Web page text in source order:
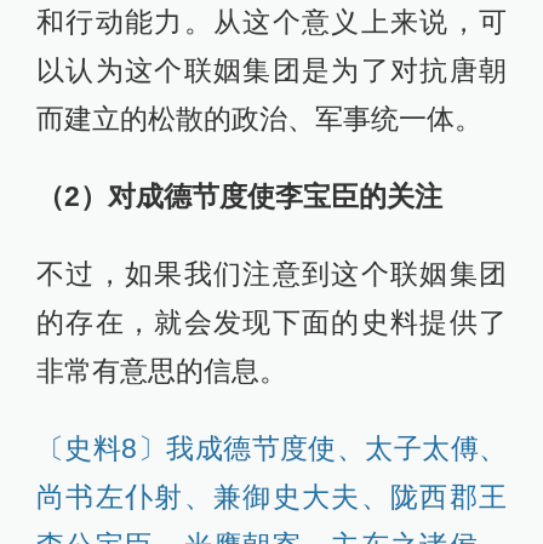
和行动能力。从这个意义上来说，可
以认为这个联姻集团是为了对抗唐朝
而建立的松散的政治、军事统一体。
（2）对成德节度使李宝臣的关注
不过，如果我们注意到这个联姻集团
的存在，就会发现下面的史料提供了
非常有意思的信息。
〔史料8〕我成德节度使、太子太傅、
尚书左仆射、兼御史大夫、陇西郡王